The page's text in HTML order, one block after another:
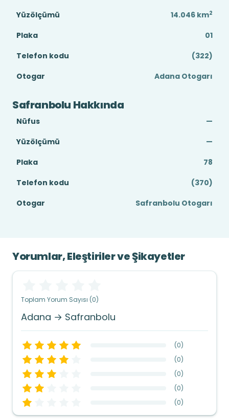
Yüzölçümü
14.046 km2
Plaka
01
Telefon kodu
(322)
Otogar
Adana Otogarı
Safranbolu Hakkında
Nüfus
—
Yüzölçümü
—
Plaka
78
Telefon kodu
(370)
Otogar
Safranbolu Otogarı
Yorumlar, Eleştiriler ve Şikayetler
Toplam Yorum Sayısı (0)
Adana → Safranbolu
(0)
(0)
(0)
(0)
(0)